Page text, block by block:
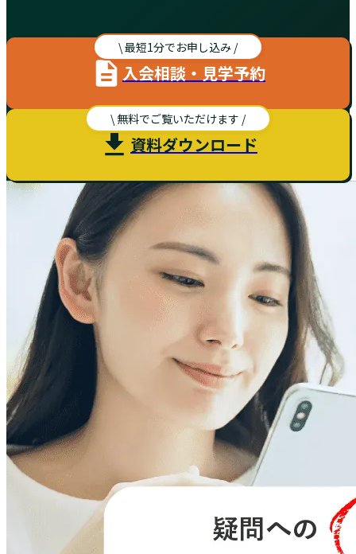
\ 最短1分でお申し込み /
入会相談・見学予約
\ 無料でご覧いただけます /
資料ダウンロード